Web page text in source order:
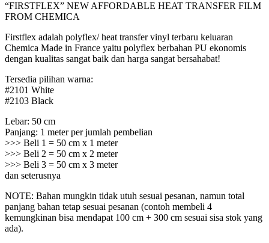
“FIRSTFLEX” NEW AFFORDABLE HEAT TRANSFER FILM
FROM CHEMICA
Firstflex adalah polyflex/ heat transfer vinyl terbaru keluaran
Chemica Made in France yaitu polyflex berbahan PU ekonomis
dengan kualitas sangat baik dan harga sangat bersahabat!
Tersedia pilihan warna:
#2101 White
#2103 Black
Lebar: 50 cm
Panjang: 1 meter per jumlah pembelian
>>> Beli 1 = 50 cm x 1 meter
>>> Beli 2 = 50 cm x 2 meter
>>> Beli 3 = 50 cm x 3 meter
dan seterusnya
NOTE: Bahan mungkin tidak utuh sesuai pesanan, namun total
panjang bahan tetap sesuai pesanan (contoh membeli 4
kemungkinan bisa mendapat 100 cm + 300 cm sesuai sisa stok yang
ada).